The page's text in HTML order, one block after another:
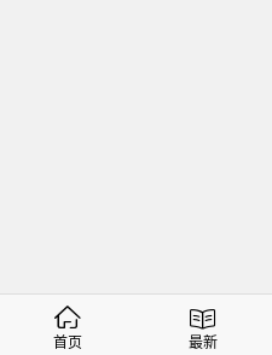
首页 最新